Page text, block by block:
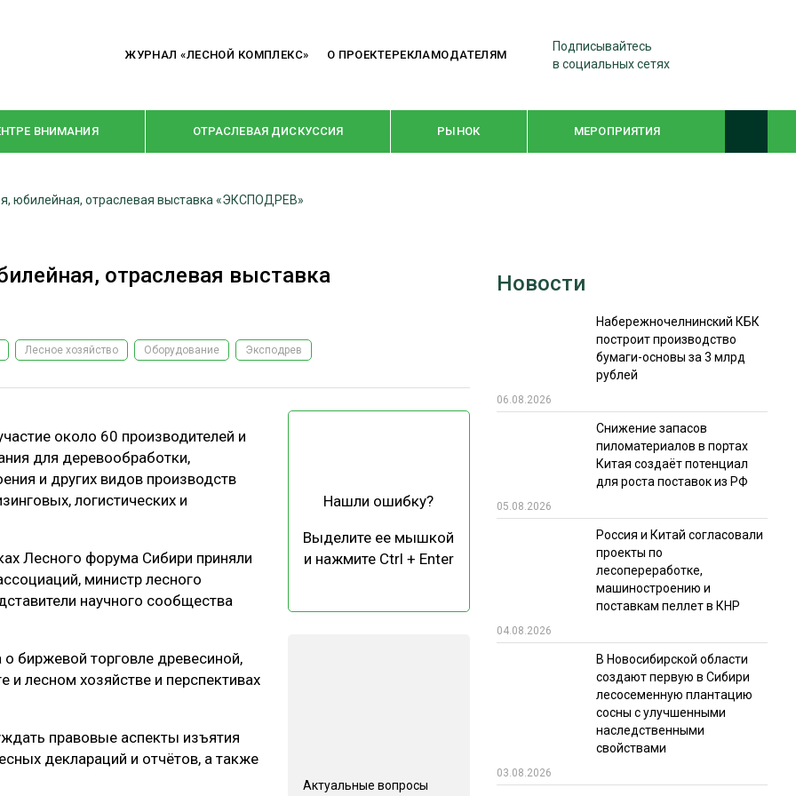
ЖУРНАЛ «ЛЕСНОЙ КОМПЛЕКС» О ПРОЕКТЕРЕКЛАМОДАТЕЛЯМ
Подписывайтесь
в социальных сетях
ВНИМАНИЯ ОТРАСЛЕВАЯ ДИСКУССИЯ РЫНОК МЕРОПРИЯТИЯ
РУБРИКИ
КРУПНЫМ ПЛАНОМ
В ЦЕНТРЕ ВНИМАНИЯ
ТЕХНОЛОГИИ
WOODEX-2021
СУШКА ДРЕВЕСИНЫ
КАЛЕНДАРЬ ВЫСТАВОК ИТОГИ МЕРОПРИЯТИЙ
юбилейная, отраслевая выставка «ЭКСПОДРЕВ»
отраслевая выставка
Лесное хозяйство Оборудование Эксподрев
около 60 производителей и
для деревообработки,
и других видов производств
логистических и
Лесного форума Сибири приняли
министр лесного
научного сообщества
биржевой торговле древесиной,
и лесном хозяйстве и перспективах
правовые аспекты изъятия
деклараций и отчётов, а также
Нашли ошибку?
Выделите ее мышкой
и нажмите Ctrl + Enter
Актуальные вопросы
Новости
Набережночелнинский КБК
построит производство
бумаги-основы за 3 млрд
рублей
06.08.2026
Снижение запасов
пиломатериалов в портах
Китая создаёт потенциал
для роста поставок из РФ
05.08.2026
Россия и Китай согласовали
проекты по
лесопереработке,
машиностроению и
поставкам пеллет в КНР
04.08.2026
В Новосибирской области
создают первую в Сибири
лесосеменную плантацию
сосны с улучшенными
наследственными
свойствами
03.08.2026